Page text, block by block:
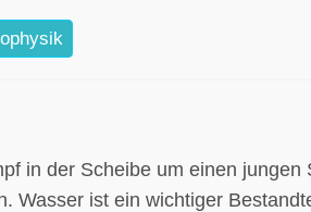
in der Scheibe um einen
Wasser ist ein wichtiger